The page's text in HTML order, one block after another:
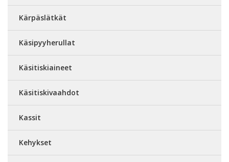
Kärpäslätkät
Käsipyyherullat
Käsitiskiaineet
Käsitiskivaahdot
Kassit
Kehykset